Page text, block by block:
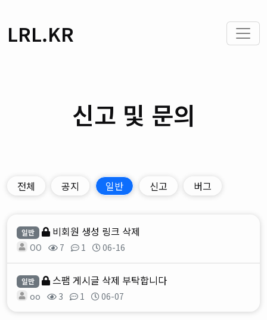
LRL.KR
신고 및 문의
전체 공지 일반 신고 버그
일반 비회원 생성 링크 삭제
OO 7 1 06-16
일반 스팸 게시글 삭제 부탁합니다
oo 3 1 06-07